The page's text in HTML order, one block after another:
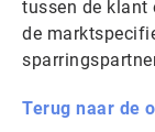
tussen de klant
de
Terug naar de